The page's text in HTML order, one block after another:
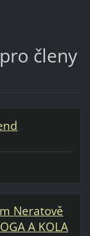
členy
Neratově
A KOLA